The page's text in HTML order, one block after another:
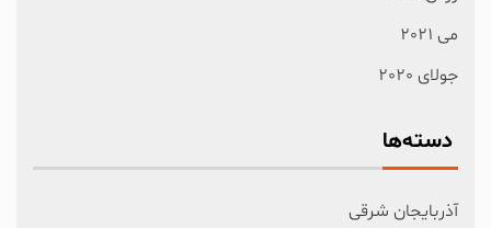
می 2021
جولای 2020
دسته‌ها
آذربایجان شرقی